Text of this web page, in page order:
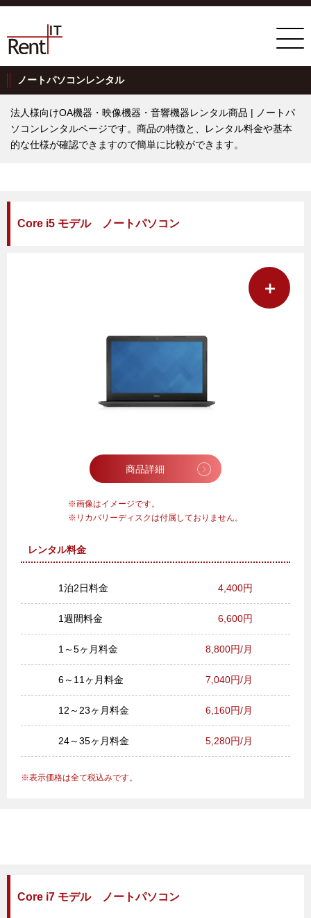
ノートパソコンレンタル
法人様向けOA機器・映像機器・音響機器レンタル商品 | ノートパ
ソコンレンタルページです。商品の特徴と、レンタル料金や基本
的な仕様が確認できますので簡単に比較ができます。
Core i5 モデル ノートパソコン
＋
商品詳細
画像はイメージです。
リカバリーディスクは付属しておりません。
レンタル料金
1泊2日料金 4,400円
1週間料金 6,600円
1～5ヶ月料金 8,800円/月
6～11ヶ月料金 7,040円/月
12～23ヶ月料金 6,160円/月
24～35ヶ月料金 5,280円/月
表示価格は全て税込みです。
Core i7 モデル ノートパソコン